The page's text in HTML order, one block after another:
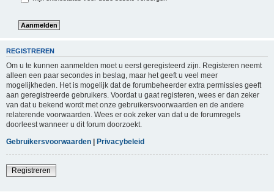
REGISTREREN
Om u te kunnen aanmelden moet u eerst geregisteerd zijn. Registeren neemt
alleen een paar secondes in beslag, maar het geeft u veel meer
mogelijkheden. Het is mogelijk dat de forumbeheerder extra permissies geeft
aan geregistreerde gebruikers. Voordat u gaat registeren, wees er dan zeker
van dat u bekend wordt met onze gebruikersvoorwaarden en de andere
relaterende voorwaarden. Wees er ook zeker van dat u de forumregels
doorleest wanneer u dit forum doorzoekt.
Gebruikersvoorwaarden | Privacybeleid
Registreren